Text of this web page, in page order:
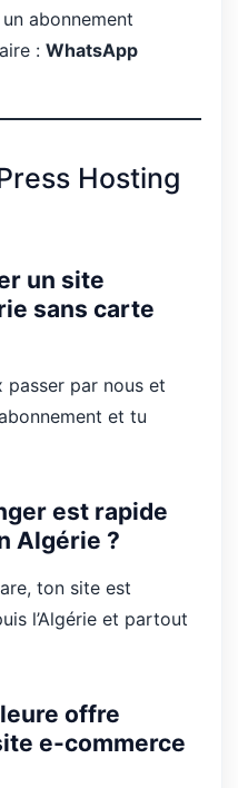
abonnement
: WhatsApp
Hosting
un site
sans carte
passer par nous et
et tu
est rapide
Algérie ?
ton site est
l’Algérie et partout
offre
e-commerce